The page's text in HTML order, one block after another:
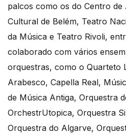
palcos como os do Centro
Cultural de Belém, Teatro
da Música e Teatro Rivoli,
colaborado com vários
orquestras, como o Quarteto
Arabesco, Capella Real,
de Música Antiga, Orquestra
OrchestrUtopica, Orquestra
Orquestra do Algarve,